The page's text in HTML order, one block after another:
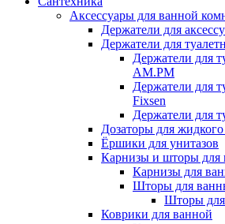
Аксессуары для ванной
Держатели для
Держатели для
Держатели для
AM.PM
Держатели для
Fixsen
Держатели для
Дозаторы для
Ёршики для унитазов
Карнизы и шторы для
Карнизы для
Шторы для
Шторы
Коврики для ванной